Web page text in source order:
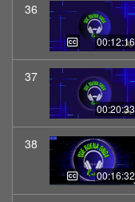
36
00:12:16
37
00:20:33
38
00:16:32